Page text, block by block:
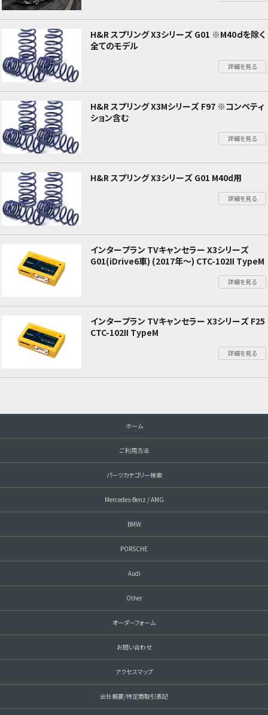
H&R スプリング X3シリーズ G01 ※M40ｄを除く
全てのモデル
詳細を見る
H&R スプリング X3Mシリーズ F97 ※コンペティ
ション含む
詳細を見る
H&R スプリング X3シリーズ G01 M40d用
詳細を見る
インタープラン TVキャンセラー X3シリーズ
G01(iDrive6車) (2017年～) CTC-102Ⅱ TypeM
詳細を見る
インタープラン TVキャンセラー X3シリーズ F25
CTC-102Ⅱ TypeM
詳細を見る
ホーム
ご利用方法
パーツカテゴリー検索
Mercedes-Benz / AMG
BMW
PORSCHE
Audi
Other
オーダーフォーム
お問い合わせ
アクセスマップ
会社概要/特定商取引表記